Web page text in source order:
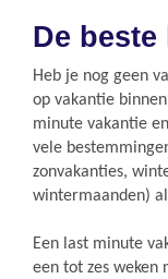
De
Heb je nog geen
op vakantie
minute vakantie
vele
zonvakanties,
wintermaanden)
Een last minute
een tot zes weken